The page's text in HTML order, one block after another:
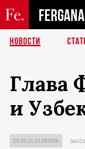
НОВОСТИ
Глава
и
26.05.26 13:08 MSK